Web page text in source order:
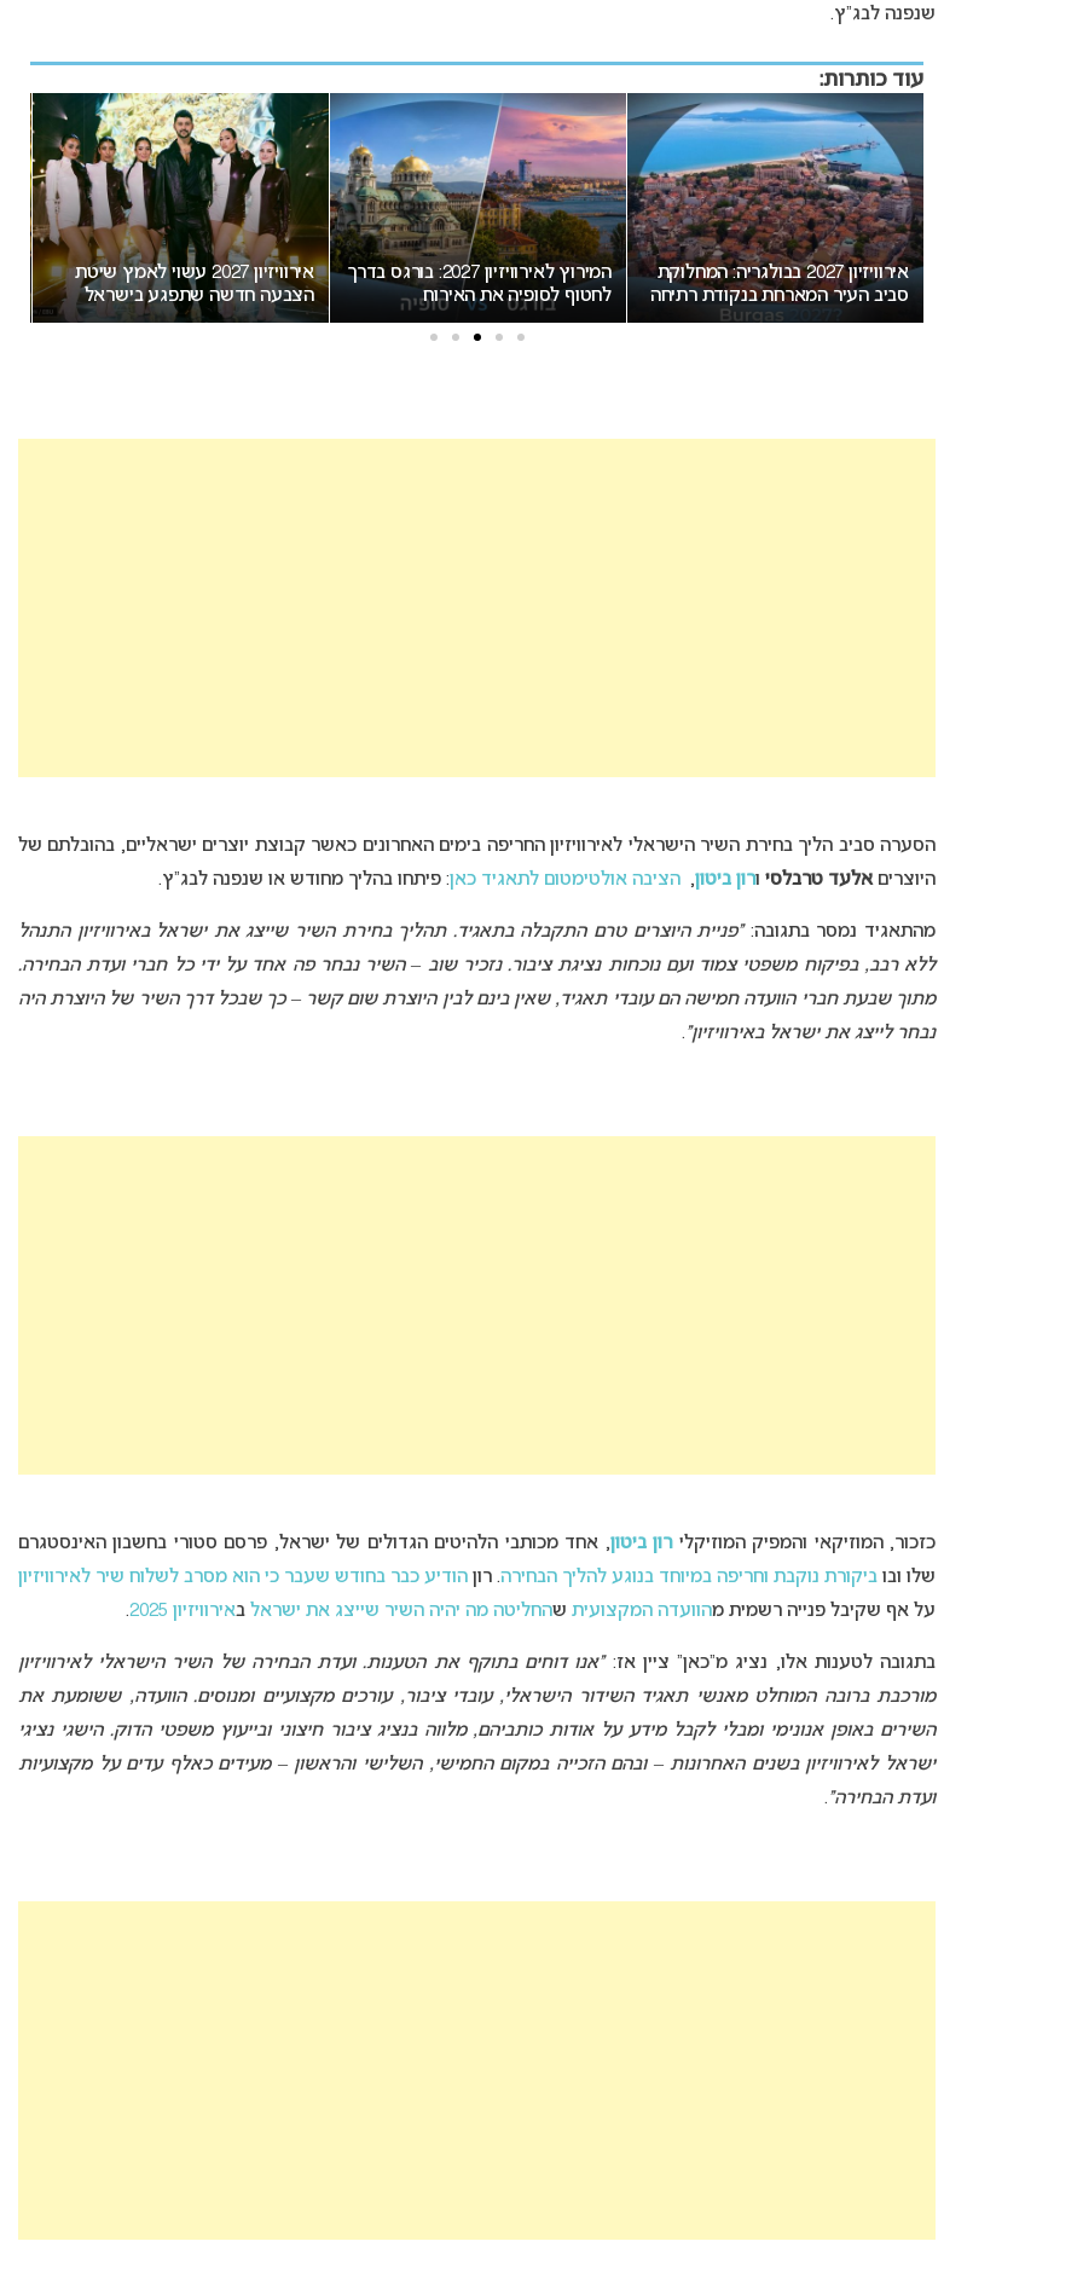
שנפנה לבג”ץ.
עוד כותרות:
אירוויזיון 2027 בבולגריה: המחלוקת
סביב העיר המארחת בנקודת רתיחה
המירוץ לאירוויזיון 2027: בורגס בדרך
לחטוף לסופיה את האירוח
אירוויזיון 2027 עשוי לאמץ שיטת
הצבעה חדשה שתפגע בישראל
הסערה סביב הליך בחירת השיר הישראלי לאירוויזיון החריפה בימים האחרונים כאשר קבוצת יוצרים ישראליים, בהובלתם של
היוצריםאלעד טרבלסי ורון ביטון, הציבה אולטימטום לתאגיד כאן: פיתחו בהליך מחודש או שנפנה לבג”ץ.
מהתאגיד נמסר בתגובה:“פניית היוצרים טרם התקבלה בתאגיד. תהליך בחירת השיר שייצג את ישראל באירוויזיון התנהל
ללא רבב, בפיקוח משפטי צמוד ועם נוכחות נציגת ציבור. נזכיר שוב – השיר נבחר פה אחד על ידי כל חברי ועדת הבחירה.
מתוך שבעת חברי הוועדה חמישה הם עובדי תאגיד, שאין בינם לבין היוצרת שום קשר – כך שבכל דרך השיר של היוצרת היה
נבחר לייצג את ישראל באירוויזיון”.
כזכור, המוזיקאי והמפיק המוזיקלירון ביטון, אחד מכותבי הלהיטים הגדולים של ישראל, פרסם סטורי בחשבון האינסטגרם
שלו ובו ביקורת נוקבת וחריפה במיוחד בנוגע להליך הבחירה. רון הודיע כבר בחודש שעבר כי הוא מסרב לשלוח שיר לאירוויזיון
על אף שקיבל פנייה רשמית מהוועדה המקצועית שהחליטה מה יהיה השיר שייצג את ישראל באירוויזיון 2025 .
בתגובה לטענות אלו, נציג מ”כאן” ציין אז:“אנו דוחים בתוקף את הטענות. ועדת הבחירה של השיר הישראלי לאירוויזיון
מורכבת ברובה המוחלט מאנשי תאגיד השידור הישראלי, עובדי ציבור, עורכים מקצועיים ומנוסים. הוועדה, ששומעת את
השירים באופן אנונימי ומבלי לקבל מידע על אודות כותביהם, מלווה בנציג ציבור חיצוני ובייעוץ משפטי הדוק. הישגי נציגי
ישראל לאירוויזיון בשנים האחרונות – ובהם הזכייה במקום החמישי, השלישי והראשון – מעידים כאלף עדים על מקצועיות
ועדת הבחירה”.